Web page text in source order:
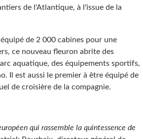
de l'Atlantique, à l'issue de la
de 2 000 cabines pour une
ce nouveau fleuron abrite des
aquatique, des équipements sportifs,
Il est aussi le premier à être équipé de
de croisière de la compagnie.
qui rassemble la quintessence de